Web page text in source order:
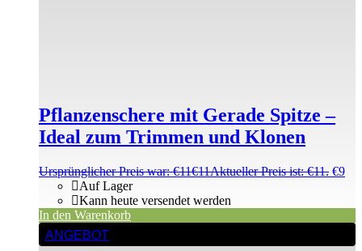
Pflanzenschere mit Gerade Spitze –
Ideal zum Trimmen und Klonen
Ursprünglicher Preis war: €11€11Aktueller Preis ist: €11. €9
Auf Lager
Kann heute versendet werden
In den Warenkorb
ANGEBOT